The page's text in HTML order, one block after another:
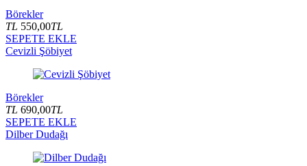
Börekler
TL 550,00TL
SEPETE EKLE
Cevizli Şöbiyet
Börekler
TL 690,00TL
SEPETE EKLE
Dilber Dudağı